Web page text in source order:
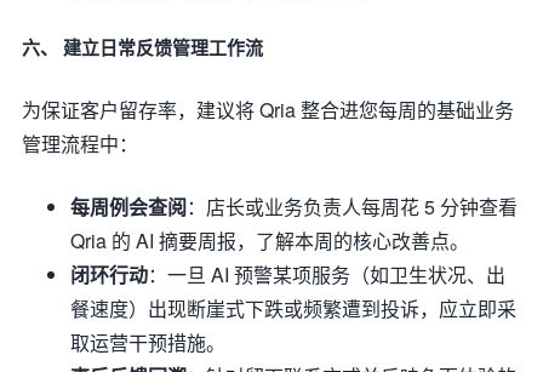
六、 建立日常反馈管理工作流
为保证客户留存率，建议将 Qria 整合进您每周的基础业务
管理流程中：
每周例会查阅：店长或业务负责人每周花 5 分钟查看
Qria 的 AI 摘要周报，了解本周的核心改善点。
闭环行动：一旦 AI 预警某项服务（如卫生状况、出
餐速度）出现断崖式下跌或频繁遭到投诉，应立即采
取运营干预措施。